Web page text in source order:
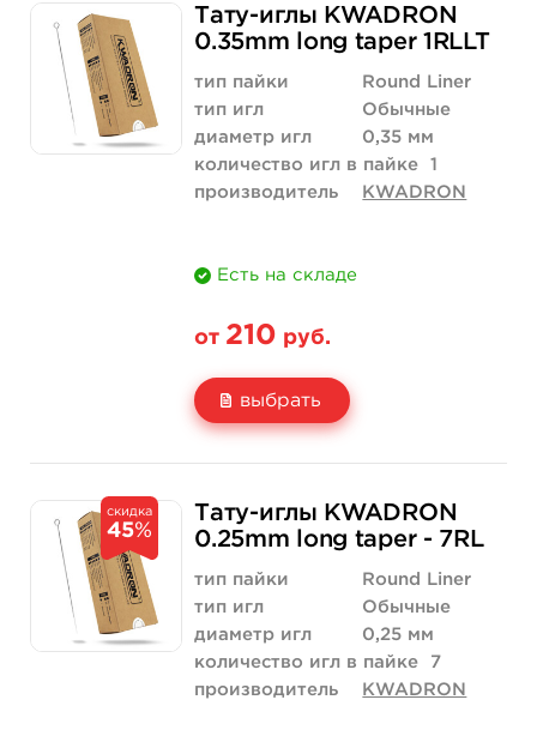
Цена
Количество
368 руб.
купить
736 руб.
купить
Тату-иглы KWADRON
0.35mm long taper 1RLLT
тип пайки
Round Liner
тип игл
Обычные
диаметр игл
0,35 мм
количество игл в пайке
1
производитель
KWADRON
Есть на складе
от 210 руб.
выбрать
Цена
Количество
210 руб.
купить
420 руб.
купить
скидка
45%
Тату-иглы KWADRON
0.25mm long taper - 7RL
тип пайки
Round Liner
тип игл
Обычные
диаметр игл
0,25 мм
количество игл в пайке
7
производитель
KWADRON